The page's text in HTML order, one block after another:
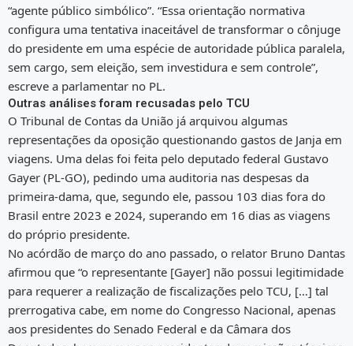
“agente público simbólico”. “Essa orientação normativa
configura uma tentativa inaceitável de transformar o cônjuge
do presidente em uma espécie de autoridade pública paralela,
sem cargo, sem eleição, sem investidura e sem controle”,
escreve a parlamentar no PL.
Outras análises foram recusadas pelo TCU
O Tribunal de Contas da União já arquivou algumas
representações da oposição questionando gastos de Janja em
viagens. Uma delas foi feita pelo deputado federal Gustavo
Gayer (PL-GO), pedindo uma auditoria nas despesas da
primeira-dama, que, segundo ele, passou 103 dias fora do
Brasil entre 2023 e 2024, superando em 16 dias as viagens
do próprio presidente.
No acórdão de março do ano passado, o relator Bruno Dantas
afirmou que “o representante [Gayer] não possui legitimidade
para requerer a realização de fiscalizações pelo TCU, […] tal
prerrogativa cabe, em nome do Congresso Nacional, apenas
aos presidentes do Senado Federal e da Câmara dos